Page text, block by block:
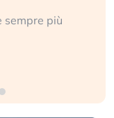
sempre più